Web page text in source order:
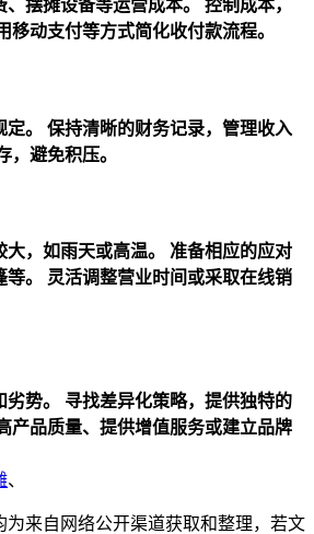
摆摊设备等运营成本。
控制成本，
移动支付等方式简化收付款流程。
。
保持清晰的财务记录，管理收入
，避免积压。
，如雨天或高温。
准备相应的应对
。
灵活调整营业时间或采取在线销
势。
寻找差异化策略，提供独特的
产品质量、提供增值服务或建立品牌
、
为来自网络公开渠道获取和整理，若文